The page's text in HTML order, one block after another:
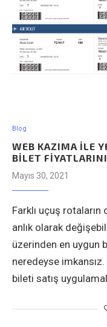
Blog
WEB KAZIMA ILE
BILET
Mayıs 30, 2021
Farklı uçuş
anlık olarak
üzerinden en uygun
neredeyse
bileti satış